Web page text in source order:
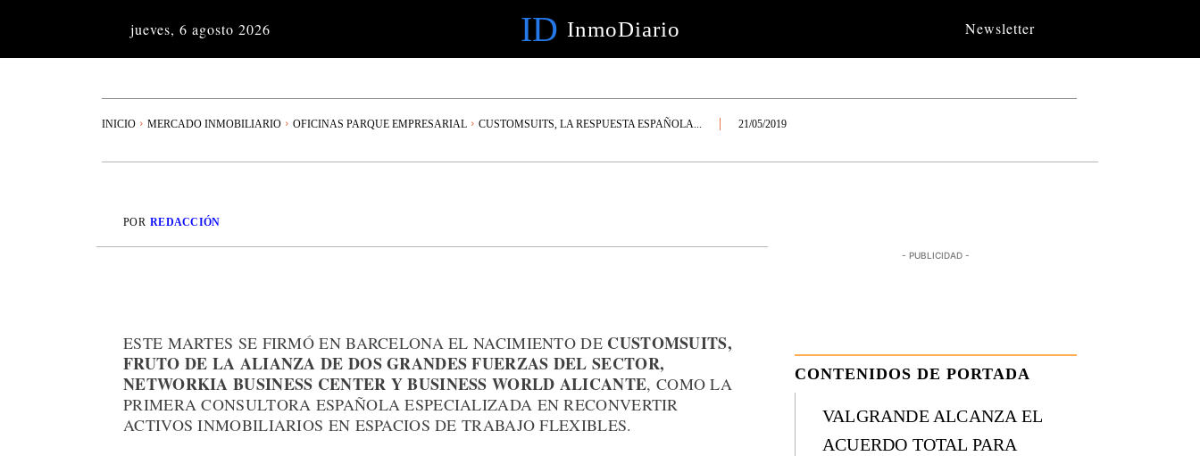
jueves, 6 agosto 2026 ID InmoDiario Newsletter
INICIO MERCADO INMOBILIARIO OFICINAS PARQUE EMPRESARIAL CUSTOMSUITS, LA RESPUESTA ESPAÑOLA... 21/05/2019
POR REDACCIÓN
ESTE MARTES SE FIRMÓ EN BARCELONA EL NACIMIENTO DE CUSTOMSUITS,
FRUTO DE LA ALIANZA DE DOS GRANDES FUERZAS DEL SECTOR,
NETWORKIA BUSINESS CENTER Y BUSINESS WORLD ALICANTE, COMO LA
PRIMERA CONSULTORA ESPAÑOLA ESPECIALIZADA EN RECONVERTIR
ACTIVOS INMOBILIARIOS EN ESPACIOS DE TRABAJO FLEXIBLES.
- PUBLICIDAD -
CONTENIDOS DE PORTADA
VALGRANDE ALCANZA EL
ACUERDO TOTAL PARA